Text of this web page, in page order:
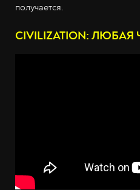
получается.
CIVILIZATION: ЛЮБАЯ